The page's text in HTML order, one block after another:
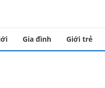
Gia đình Giới trẻ